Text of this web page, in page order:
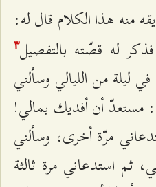
هذا الكلام قال له:
له قصّته بالتفصيل٣
ليلة من الليالي وسألني
أن أفديك بمالي!
مرّة أخرى، وسألني
ثم استدعاني مرة ثالثة